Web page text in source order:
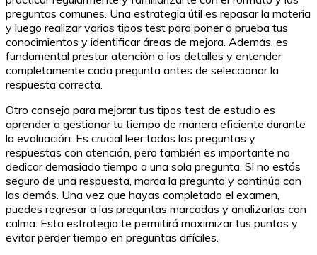
preguntas comunes. Una estrategia útil es repasar la materia
y luego realizar varios tipos test para poner a prueba tus
conocimientos y identificar áreas de mejora. Además, es
fundamental prestar atención a los detalles y entender
completamente cada pregunta antes de seleccionar la
respuesta correcta.
Otro consejo para mejorar tus tipos test de estudio es
aprender a gestionar tu tiempo de manera eficiente durante
la evaluación. Es crucial leer todas las preguntas y
respuestas con atención, pero también es importante no
dedicar demasiado tiempo a una sola pregunta. Si no estás
seguro de una respuesta, marca la pregunta y continúa con
las demás. Una vez que hayas completado el examen,
puedes regresar a las preguntas marcadas y analizarlas con
calma. Esta estrategia te permitirá maximizar tus puntos y
evitar perder tiempo en preguntas difíciles.